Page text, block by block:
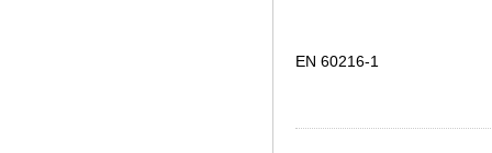
EN 60216-1